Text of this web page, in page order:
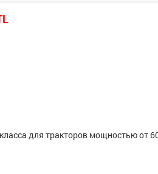
для тракторов мощностью от